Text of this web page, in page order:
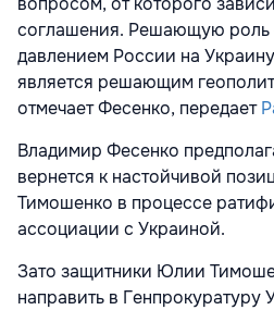
соглашения. Решающую роль
давлением России на
является решающим
отмечает Фесенко, передает
Владимир Фесенко
вернется к настойчивой
Тимошенко в процессе
ассоциации с Украиной.
Зато защитники Юлии
направить в Генпрокуратуру